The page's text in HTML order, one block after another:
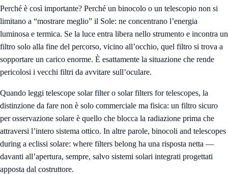
Perché è così importante? Perché un binocolo o un telescopio non si
limitano a “mostrare meglio” il Sole: ne concentrano l’energia
luminosa e termica. Se la luce entra libera nello strumento e incontra un
filtro solo alla fine del percorso, vicino all’occhio, quel filtro si trova a
sopportare un carico enorme. È esattamente la situazione che rende
pericolosi i vecchi filtri da avvitare sull’oculare.
Quando leggi telescope solar filter o solar filters for telescopes, la
distinzione da fare non è solo commerciale ma fisica: un filtro sicuro
per osservazione solare è quello che blocca la radiazione prima che
attraversi l’intero sistema ottico. In altre parole, binocoli and telescopes
during a eclissi solare: where filters belong ha una risposta netta —
davanti all’apertura, sempre, salvo sistemi solari integrati progettati
apposta dal costruttore.